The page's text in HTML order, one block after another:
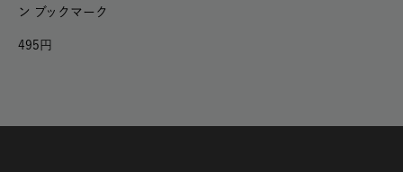
ン ブックマーク
495